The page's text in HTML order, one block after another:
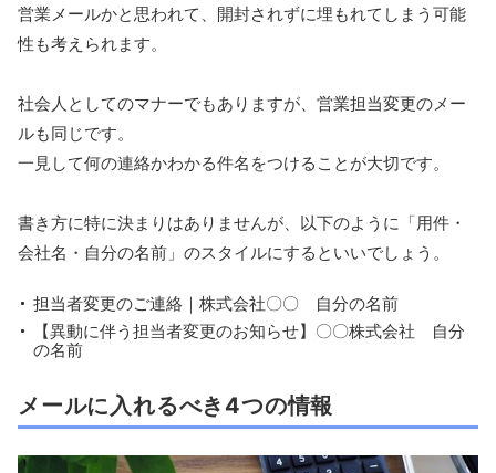
営業メールかと思われて、開封されずに埋もれてしまう可能
性も考えられます。
社会人としてのマナーでもありますが、営業担当変更のメー
ルも同じです。
一見して何の連絡かわかる件名をつけることが大切です。
書き方に特に決まりはありませんが、以下のように「用件・
会社名・自分の名前」のスタイルにするといいでしょう。
担当者変更のご連絡｜株式会社〇〇 自分の名前
【異動に伴う担当者変更のお知らせ】〇〇株式会社 自分
の名前
メールに入れるべき4つの情報